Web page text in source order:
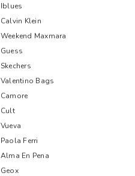
Iblues
Calvin Klein
Weekend Maxmara
Guess
Skechers
Valentino Bags
Camore
Cult
Vueva
Paola Ferri
Alma En Pena
Geox